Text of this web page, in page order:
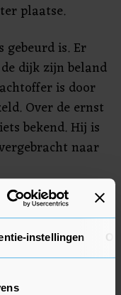
instellingen
plaatse.
is. Er
dijk zijn beland
is door
Over de ernst
bekend. Hij is
naar